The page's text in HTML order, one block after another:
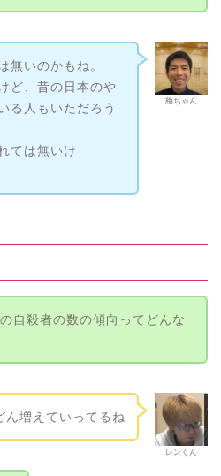
梅ちゃん
無いのかもね。
ど、昔の日本のや
る人もいただろう
ては無いけ
自殺者の数の傾向ってどんな
レンくん
ん増えていってるね